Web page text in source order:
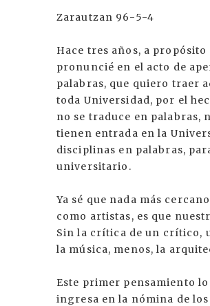
Zarautzan 96-5-4
Hace tres años, a
pronuncié en el acto de
palabras, que quiero traer
toda Universidad, por el
no se traduce en palabras,
tienen entrada en la
disciplinas en palabras,
universitario.
Ya sé que nada más
como artistas, es que
Sin la crítica de un crítico,
la música, menos, la
Este primer pensamiento
ingresa en la nómina de